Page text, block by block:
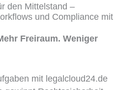
den Mittelstand –
und Compliance mit
Freiraum. Weniger
mit legalcloud24.de